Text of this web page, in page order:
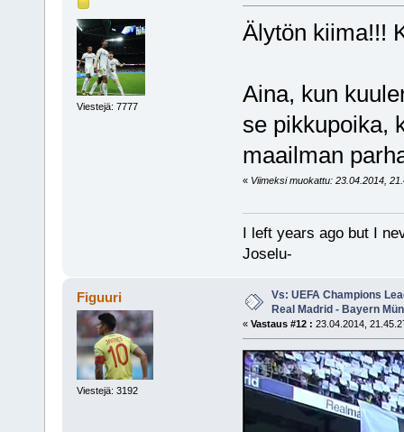
Viestejä: 7777
Älytön kiima!!!
Aina, kun
se pikkupoika,
maailman
« Viimeksi muokattu: 23.04.2014,
I left years ago but I
Joselu-
Figuuri
Viestejä: 3192
Vs: UEFA Champions
Real Madrid - Bayern
« Vastaus #12 : 23.04.2014,